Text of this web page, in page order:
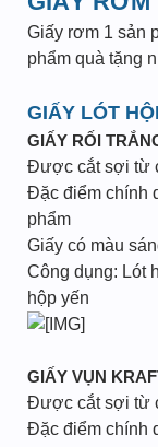
Giấy rơm 1 sản
phẩm quà tặng
GIẤY LÓT
GIẤY RỐI
Được cắt sợi từ
Đặc điểm chính
phẩm
Giấy có màu
Công dụng: Lót
hộp yến
GIẤY VỤN
Được cắt sợi từ
Đặc điểm chính